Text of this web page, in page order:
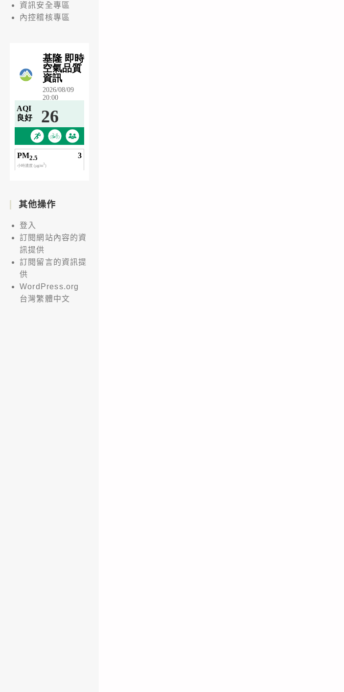
資訊安全專區
內控稽核專區
其他操作
登入
訂閱網站內容的資
訊提供
訂閱留言的資訊提
供
WordPress.org
台灣繁體中文